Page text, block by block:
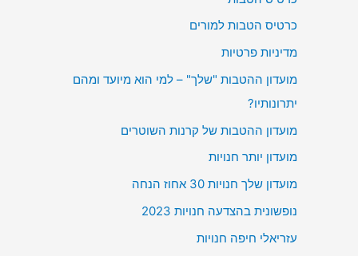
כרטיס הטבות למורים
מדיניות פרטיות
מועדון ההטבות "שלך" – למי הוא מיועד ומהם
יתרונותיו?
מועדון ההטבות של קרנות השוטרים
מועדון יותר חנויות
מועדון שלך חנויות 30 אחוז הנחה
נופשונית בהצדעה חנויות 2023
עזריאלי חיפה חנויות